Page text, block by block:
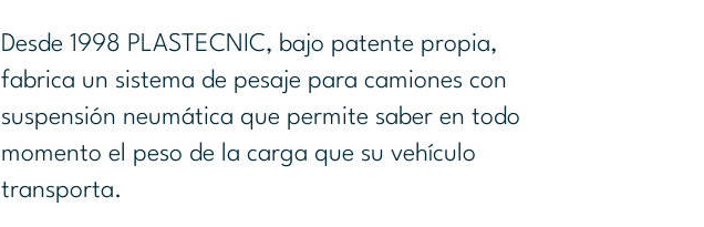
Desde 1998 PLASTECNIC, bajo patente propia,
fabrica un sistema de pesaje para camiones con
suspensión neumática que permite saber en todo
momento el peso de la carga que su vehículo
transporta.